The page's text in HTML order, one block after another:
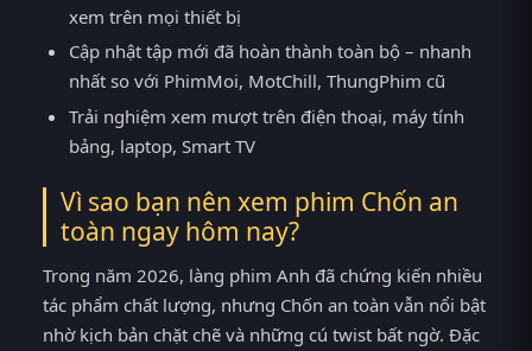
xem trên mọi thiết bị
Cập nhật tập mới đã hoàn thành toàn bộ – nhanh
nhất so với PhimMoi, MotChill, ThungPhim cũ
Trải nghiệm xem mượt trên điện thoại, máy tính
bảng, laptop, Smart TV
Vì sao bạn nên xem phim Chốn an
toàn ngay hôm nay?
Trong năm 2026, làng phim Anh đã chứng kiến nhiều
tác phẩm chất lượng, nhưng Chốn an toàn vẫn nổi bật
nhờ kịch bản chặt chẽ và những cú twist bất ngờ. Đặc